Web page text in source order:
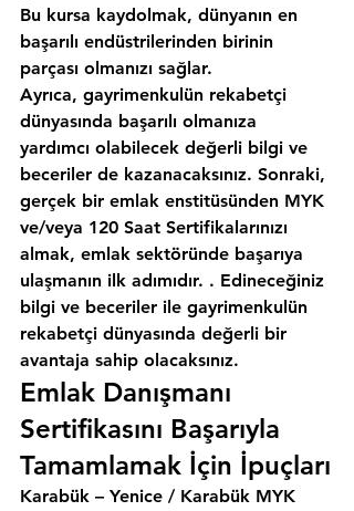
Bu kursa kaydolmak, dünyanın en
başarılı endüstrilerinden birinin
parçası olmanızı sağlar.
Ayrıca, gayrimenkulün rekabetçi
dünyasında başarılı olmanıza
yardımcı olabilecek değerli bilgi ve
beceriler de kazanacaksınız. Sonraki,
gerçek bir emlak enstitüsünden MYK
ve/veya 120 Saat Sertifikalarınızı
almak, emlak sektöründe başarıya
ulaşmanın ilk adımıdır. . Edineceğiniz
bilgi ve beceriler ile gayrimenkulün
rekabetçi dünyasında değerli bir
avantaja sahip olacaksınız.
Emlak Danışmanı
Sertifikasını Başarıyla
Tamamlamak İçin İpuçları
Karabük – Yenice / Karabük MYK